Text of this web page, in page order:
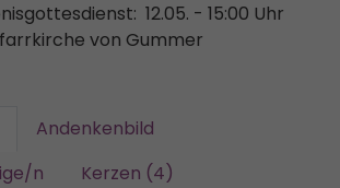
12.05. - 15:00 Uhr
von Gummer
Andenkenbild
n
Kerzen (4)